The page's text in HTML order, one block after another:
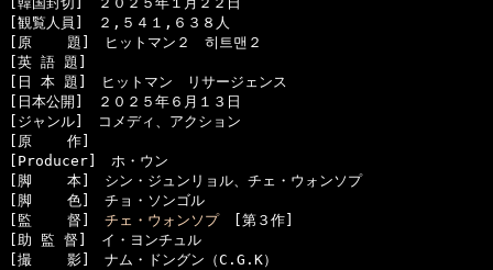
[観覧人員]　２,５４１,６３８人
[原    題]　ヒットマン２　히트맨２
[英 語 題]
[日 本 題]　ヒットマン　リサージェンス
[日本公開]　２０２５年６月１３日
[ジャンル]　コメディ、アクション
[原    作]
[Producer]　ホ・ウン
[脚    本]　シン・ジュンリョル、チェ・ウォンソプ
[脚    色]　チョ・ソンゴル
[監    督] チェ・ウォンソプ [第３作]
[助 監 督]　イ・ヨンチュル
[撮    影]　ナム・ドングン（C.G.K）